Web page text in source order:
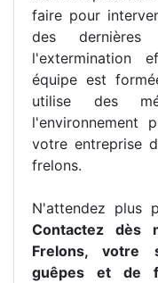
faire pour
des dernières
l'extermination
équipe est
utilise des
l'environnement
votre entreprise
frelons.
N'attendez plus
Contactez dès
Frelons, votre
guêpes et de